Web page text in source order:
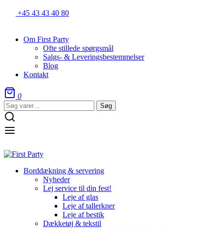
+45 43 43 40 80
Om First Party
Ofte stillede spørgsmål
Salgs- & Leveringsbestemmelser
Blog
Kontakt
0
Søg
efter:
Søg
Borddækning & servering
Nyheder
Lej service til din fest!
Leje af glas
Leje af tallerkner
Leje af bestik
Dækketøj & tekstil